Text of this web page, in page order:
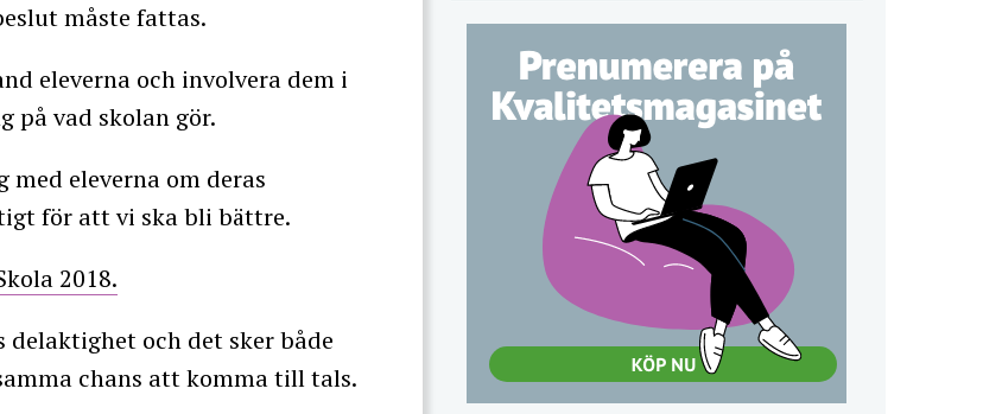
måste fattas.
eleverna och involvera dem i
på vad skolan gör.
eleverna om deras
för att vi ska bli bättre.
2018.
delaktighet och det sker både
chans att komma till tals.